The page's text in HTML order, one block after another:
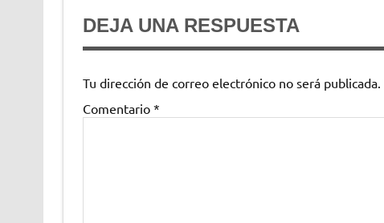
DEJA UNA RESPUESTA
Tu dirección de correo electrónico no será publicada.
Comentario *